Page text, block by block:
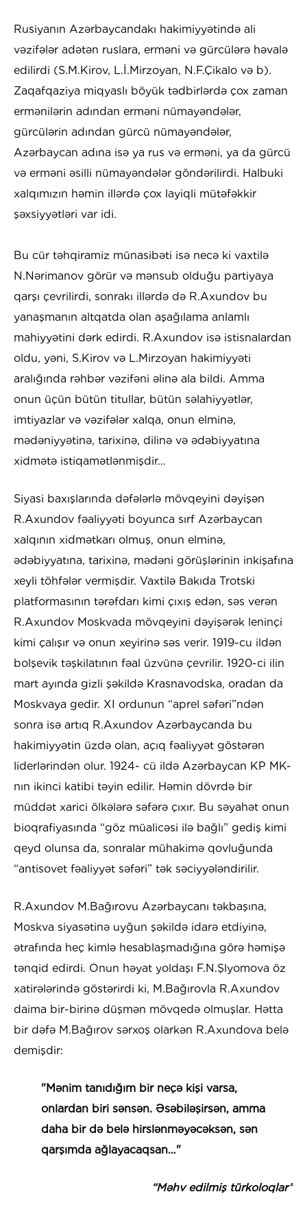
Rusiyanın Azərbaycandakı hakimiyyətində ali
vəzifələr adətən ruslara, erməni və gürcülərə həvalə
edilirdi (S.M.Kirov, L.İ.Mirzoyan, N.F.Çikalo və b).
Zaqafqaziya miqyaslı böyük tədbirlərdə çox zaman
ermənilərin adından erməni nümayəndələr,
gürcülərin adından gürcü nümayəndələr,
Azərbaycan adına isə ya rus və erməni, ya da gürcü
və erməni əsilli nümayəndələr göndərilirdi. Halbuki
xalqımızın həmin illərdə çox layiqli mütəfəkkir
şəxsiyyətləri var idi.
Bu cür təhqiramiz münasibəti isə necə ki vaxtilə
N.Nərimanov görür və mənsub olduğu partiyaya
qarşı çevrilirdi, sonrakı illərdə də R.Axundov bu
yanaşmanın altqatda olan aşağılama anlamlı
mahiyyətini dərk edirdi. R.Axundov isə istisnalardan
oldu, yəni, S.Kirov və L.Mirzoyan hakimiyyəti
aralığında rəhbər vəzifəni əlinə ala bildi. Amma
onun üçün bütün titullar, bütün səlahiyyətlər,
imtiyazlar və vəzifələr xalqa, onun elminə,
mədəniyyətinə, tarixinə, dilinə və ədəbiyyatına
xidmətə istiqamətlənmişdir…
Siyasi baxışlarında dəfələrlə mövqeyini dəyişən
R.Axundov fəaliyyəti boyunca sırf Azərbaycan
xalqının xidmətkarı olmuş, onun elminə,
ədəbiyyatına, tarixinə, mədəni görüşlərinin inkişafına
xeyli töhfələr vermişdir. Vaxtilə Bakıda Trotski
platformasının tərəfdarı kimi çıxış edən, səs verən
R.Axundov Moskvada mövqeyini dəyişərək leninçi
kimi çalışır və onun xeyirinə səs verir. 1919-cu ildən
bolşevik təşkilatının fəal üzvünə çevrilir. 1920-ci ilin
mart ayında gizli şəkildə Krasnavodska, oradan da
Moskvaya gedir. XI ordunun “aprel səfəri”ndən
sonra isə artıq R.Axundov Azərbaycanda bu
hakimiyyətin üzdə olan, açıq fəaliyyət göstərən
liderlərindən olur. 1924- cü ildə Azərbaycan KP MK-
nın ikinci katibi təyin edilir. Həmin dövrdə bir
müddət xarici ölkələrə səfərə çıxır. Bu səyahət onun
bioqrafiyasında “göz müalicəsi ilə bağlı” gediş kimi
qeyd olunsa da, sonralar mühakimə qovluğunda
“antisovet fəaliyyət səfəri” tək səciyyələndirilir.
R.Axundov M.Bağırovu Azərbaycanı təkbaşına,
Moskva siyasətinə uyğun şəkildə idarə etdiyinə,
ətrafında heç kimlə hesablaşmadığına görə həmişə
tənqid edirdi. Onun həyat yoldaşı F.N.Şlyomova öz
xatirələrində göstərirdi ki, M.Bağırovla R.Axundov
daima bir-birinə düşmən mövqedə olmuşlar. Hətta
bir dəfə M.Bağırov sərxoş olarkən R.Axundova belə
demişdir:
"Mənim tanıdığım bir neçə kişi varsa,
onlardan biri sənsən. Əsəbiləşirsən, amma
daha bir də belə hirslənməyəcəksən, sən
qarşımda ağlayacaqsan…"
“Məhv edilmiş türkoloqlar”